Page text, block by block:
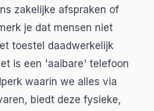
zakelijke afspraken of
je dat mensen niet
toestel daadwerkelijk
is een 'aaibare' telefoon
waarin we alles via
biedt deze fysieke,